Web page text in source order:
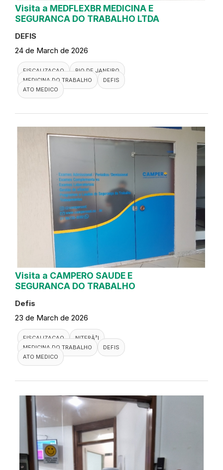
Visita a MEDFLEXBR MEDICINA E
SEGURANCA DO TRABALHO LTDA
DEFIS
24 de March de 2026
FISCALIZACAO
RIO DE JANEIRO
MEDICINA DO TRABALHO
DEFIS
ATO MEDICO
Visita a CAMPERO SAUDE E
SEGURANCA DO TRABALHO
Defis
23 de March de 2026
FISCALIZACAO
NITERÃ³I
MEDICINA DO TRABALHO
DEFIS
ATO MEDICO